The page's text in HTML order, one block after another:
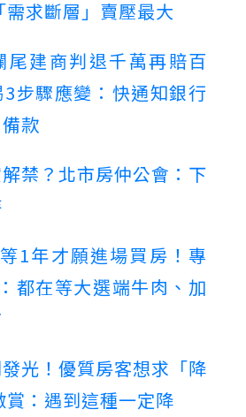
需求斷層」賣壓最大
尾建商判退千萬再賠百
步驟應變：快通知銀行
款
禁？北市房仲公會：下
1年才願進場買房！專
都在等大選端牛肉、加
光！優質房客想求「降
賞：遇到這種一定降